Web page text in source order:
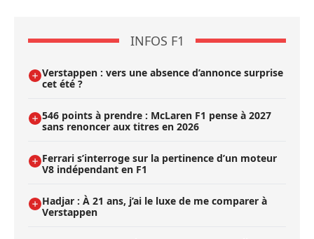
INFOS F1
Verstappen : vers une absence d’annonce surprise
cet été ?
546 points à prendre : McLaren F1 pense à 2027
sans renoncer aux titres en 2026
Ferrari s’interroge sur la pertinence d’un moteur
V8 indépendant en F1
Hadjar : À 21 ans, j’ai le luxe de me comparer à
Verstappen